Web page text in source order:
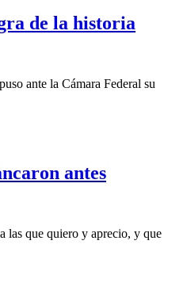
de la historia
ante la Cámara Federal su
antes
las que quiero y aprecio, y que